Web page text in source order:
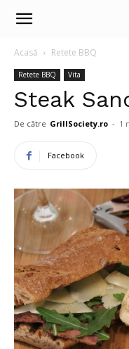
Acasă Retete BBQ
Retete BBQ Vita
Steak
De către GrillSociety.ro - 1
Facebook